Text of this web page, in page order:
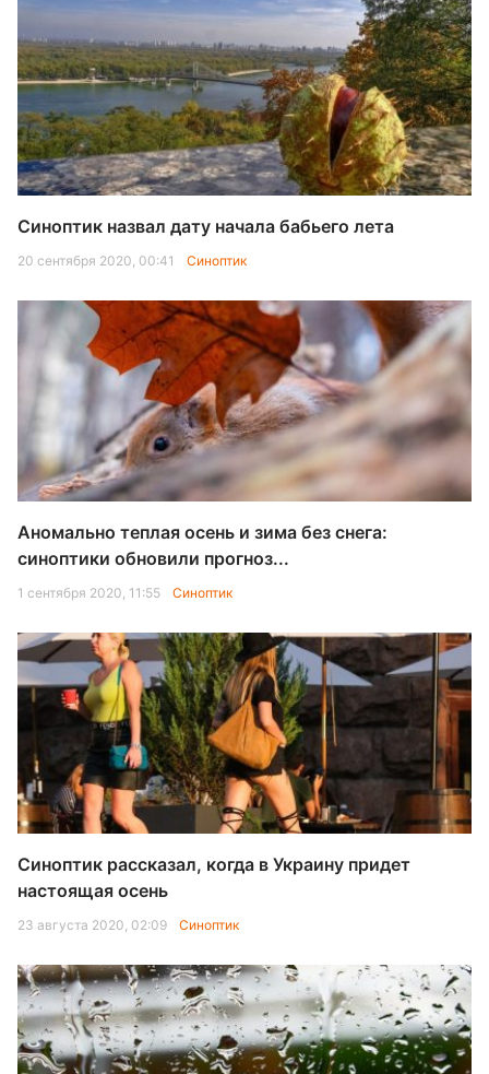
Синоптик назвал дату начала бабьего лета
20 сентября 2020, 00:41 Синоптик
Аномально теплая осень и зима без снега:
синоптики обновили прогноз...
1 сентября 2020, 11:55 Синоптик
Синоптик рассказал, когда в Украину придет
настоящая осень
23 августа 2020, 02:09 Синоптик